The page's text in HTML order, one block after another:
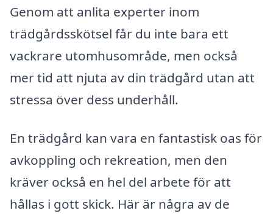
Genom att anlita experter inom
trädgårdsskötsel får du inte bara ett
vackrare utomhusområde, men också
mer tid att njuta av din trädgård utan att
stressa över dess underhåll.
En trädgård kan vara en fantastisk oas för
avkoppling och rekreation, men den
kräver också en hel del arbete för att
hållas i gott skick. Här är några av de